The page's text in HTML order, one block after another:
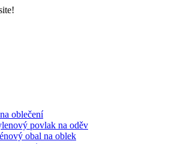
oblečení
povlak na oděv
obal na oblek